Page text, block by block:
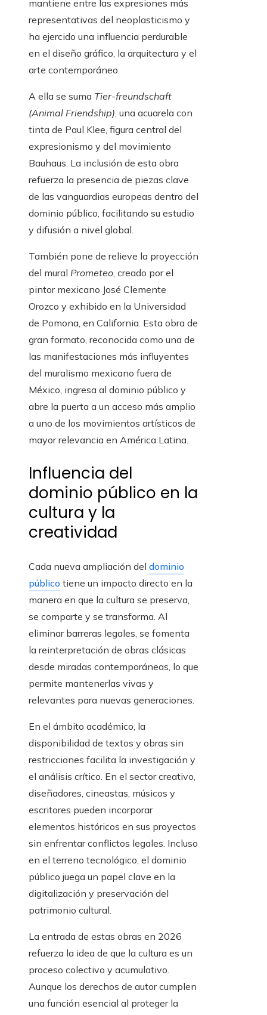
mantiene entre las expresiones más
representativas del neoplasticismo y
ha ejercido una influencia perdurable
en el diseño gráfico, la arquitectura y el
arte contemporáneo.
A ella se suma Tier-freundschaft
(Animal Friendship), una acuarela con
tinta de Paul Klee, figura central del
expresionismo y del movimiento
Bauhaus. La inclusión de esta obra
refuerza la presencia de piezas clave
de las vanguardias europeas dentro del
dominio público, facilitando su estudio
y difusión a nivel global.
También pone de relieve la proyección
del mural Prometeo, creado por el
pintor mexicano José Clemente
Orozco y exhibido en la Universidad
de Pomona, en California. Esta obra de
gran formato, reconocida como una de
las manifestaciones más influyentes
del muralismo mexicano fuera de
México, ingresa al dominio público y
abre la puerta a un acceso más amplio
a uno de los movimientos artísticos de
mayor relevancia en América Latina.
Influencia del
dominio público en la
cultura y la
creatividad
Cada nueva ampliación del dominio
público tiene un impacto directo en la
manera en que la cultura se preserva,
se comparte y se transforma. Al
eliminar barreras legales, se fomenta
la reinterpretación de obras clásicas
desde miradas contemporáneas, lo que
permite mantenerlas vivas y
relevantes para nuevas generaciones.
En el ámbito académico, la
disponibilidad de textos y obras sin
restricciones facilita la investigación y
el análisis crítico. En el sector creativo,
diseñadores, cineastas, músicos y
escritores pueden incorporar
elementos históricos en sus proyectos
sin enfrentar conflictos legales. Incluso
en el terreno tecnológico, el dominio
público juega un papel clave en la
digitalización y preservación del
patrimonio cultural.
La entrada de estas obras en 2026
refuerza la idea de que la cultura es un
proceso colectivo y acumulativo.
Aunque los derechos de autor cumplen
una función esencial al proteger la